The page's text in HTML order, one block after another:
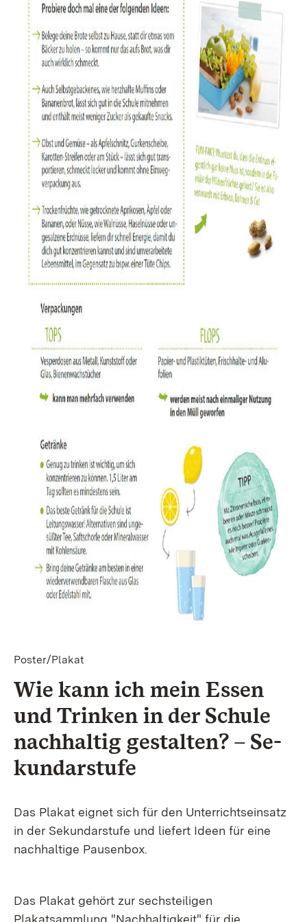
Poster/Plakat
Wie kann ich mein Es­sen
und Trin­ken in der Schule
nach­hal­tig ge­stal­ten? – Se­
kun­dar­stu­fe
Das Plakat eignet sich für den Unterrichtseinsatz
in der Sekundarstufe und liefert Ideen für eine
nachhaltige Pausenbox.
Das Plakat gehört zur sechsteiligen
Plakatsammlung "Nachhaltigkeit" für die